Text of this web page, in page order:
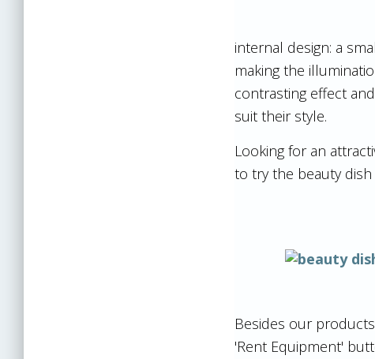
internal design: a
making the
contrasting effect
suit their style.
Looking for an
to try the beauty
Besides our
'Rent Equipment'